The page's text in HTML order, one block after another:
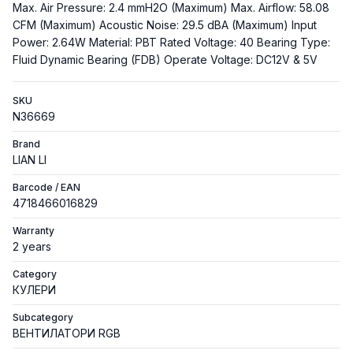
Max. Air Pressure: 2.4 mmH2O (Maximum) Max. Airflow: 58.08
CFM (Maximum) Acoustic Noise: 29.5 dBA (Maximum) Input
Power: 2.64W Material: PBT Rated Voltage: 40 Bearing Type:
Fluid Dynamic Bearing (FDB) Operate Voltage: DC12V & 5V
SKU
N36669
Brand
LIAN LI
Barcode / EAN
4718466016829
Warranty
2 years
Category
КУЛЕРИ
Subcategory
ВЕНТИЛАТОРИ RGB